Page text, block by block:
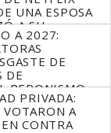
UNA ESPOSA
A SU
A 2027:
DE
DE
PERONISMO
PRIVADA:
VOTARON A
CONTRA